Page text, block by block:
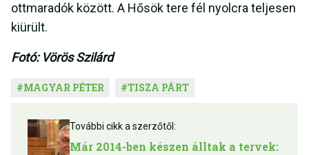
ottmaradók között. A Hősök tere fél nyolcra teljesen
kiürült.
Fotó: Vörös Szilárd
#MAGYAR PÉTER #TISZA PÁRT
További cikk a szerzőtől:
Már 2014-ben készen álltak a tervek: